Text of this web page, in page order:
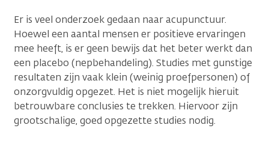
Er is veel onderzoek gedaan naar acupunctuur.
Hoewel een aantal mensen er positieve ervaringen
mee heeft, is er geen bewijs dat het beter werkt dan
een placebo (nepbehandeling). Studies met gunstige
resultaten zijn vaak klein (weinig proefpersonen) of
onzorgvuldig opgezet. Het is niet mogelijk hieruit
betrouwbare conclusies te trekken. Hiervoor zijn
grootschalige, goed opgezette studies nodig.